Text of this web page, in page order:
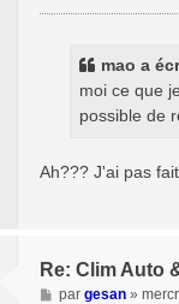
e
mao a
moi ce que
possible de
Ah??? J'ai pas
Re: Clim Auto
M
par gesan»